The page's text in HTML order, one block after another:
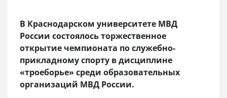
В Краснодарском университете МВД
России состоялось торжественное
открытие чемпионата по служебно-
прикладному спорту в дисциплине
«троеборье» среди образовательных
организаций МВД России.